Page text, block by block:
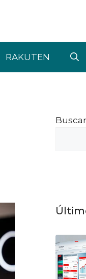
RAKUTEN
Buscar